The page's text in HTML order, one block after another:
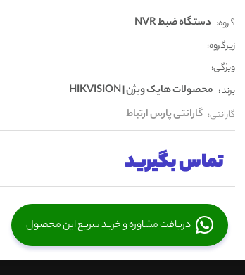
گروه: دستگاه ضبط NVR
زیرگروه:
ویژگی:
برند : محصولات هایک ویژن | HIKVISION
گارانتی: گارانتی پارس ارتباط
تماس بگیرید
دریافت مشاوره و خرید سریع این محصول